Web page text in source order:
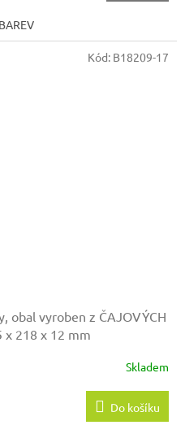
obal vyroben z ČAJOVÝCH
x 218 x 12 mm
Skladem
Do košíku
Kód: B18209-17